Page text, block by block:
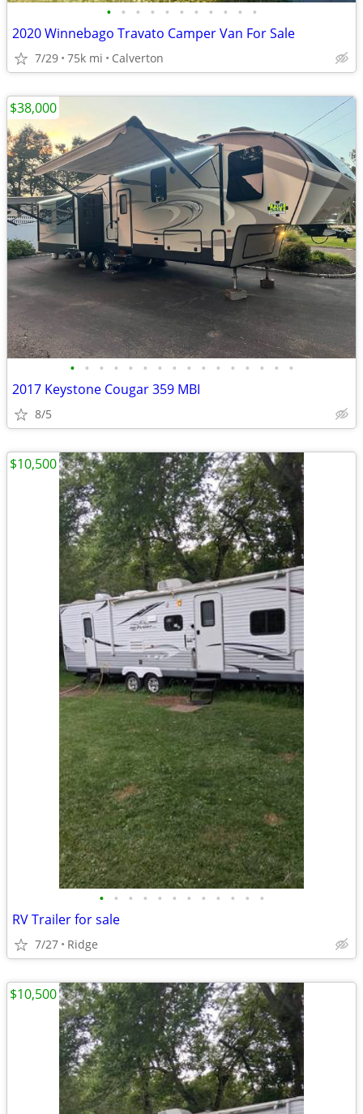
• • • • • • • • • • •
2020 Winnebago Travato Camper Van For Sale
7/29 75k mi Calverton
• • • • • • • • • • • • • • • •
2017 Keystone Cougar 359 MBI
8/5
$38,000
• • • • • • • • • • • •
RV Trailer for sale
7/27 Ridge
$10,500
$10,500